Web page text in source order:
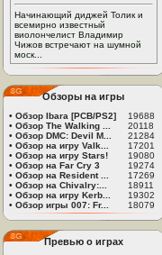
Начинающий диджей Толик и
всемирно известный
виолончелист Владимир
Чижов встречают на шумной
моск...
Обзоры на игры
• Обзор Ibara [PCB/PS2]
19688
• Обзор The Walking ...
20118
• Обзор DMC: Devil M...
21284
• Обзор на игру Valk...
17201
• Обзор на игру Stars!
19080
• Обзор на Far Cry 3
19274
• Обзор на Resident ...
17269
• Обзор на Chivalry:...
18911
• Обзор на игру Kerb...
19302
• Обзор игры 007: Fr... 18079
Превью о играх